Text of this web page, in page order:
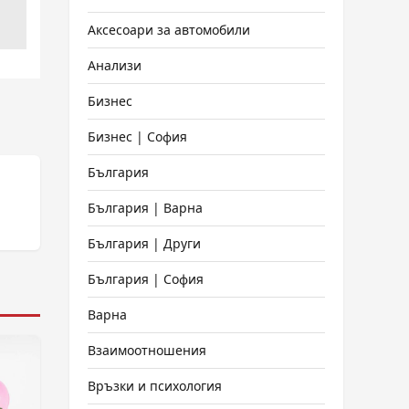
Аксесоари за автомобили
Анализи
Бизнес
Бизнес | София
България
България | Варна
България | Други
България | София
Варна
Взаимоотношения
Връзки и психология